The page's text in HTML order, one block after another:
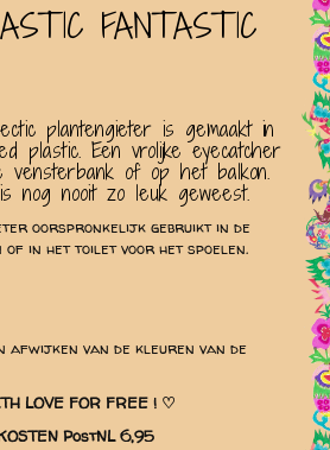
FANTASTIC
plantengieter is gemaakt in
plastic. Een vrolijke eyecatcher
of op het balkon.
nog nooit zo leuk geweest.
oorspronkelijk gebruikt in de
of in het toilet voor het spoelen.
afwijken van de kleuren van de
LOVE FOR FREE ! ♡
PostNL 6,95